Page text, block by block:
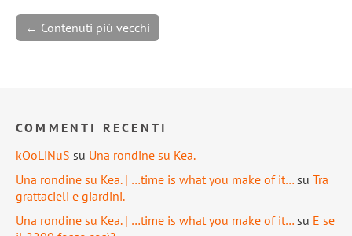
← Contenuti più vecchi
COMMENTI RECENTI
kOoLiNuS su Una rondine su Kea.
Una rondine su Kea. | …time is what you make of it… su Tra
grattacieli e giardini.
Una rondine su Kea. | …time is what you make of it… su E se